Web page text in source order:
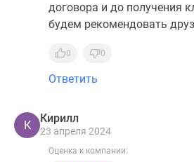
договора и до получения
будем рекомендовать
0 0
Ответить
К
Кирилл
23 апреля 2024
Оценка к компании: